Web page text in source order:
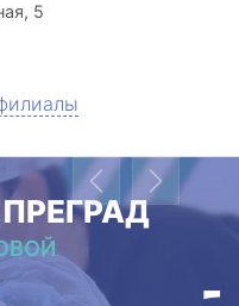
5
PreviousNext